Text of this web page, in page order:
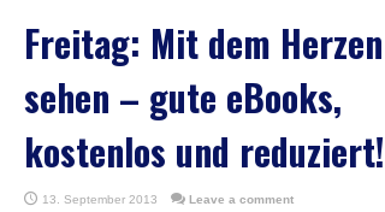
Freitag: Mit dem Herzen
sehen – gute eBooks,
kostenlos und reduziert!
13. September 2013 Leave a comment